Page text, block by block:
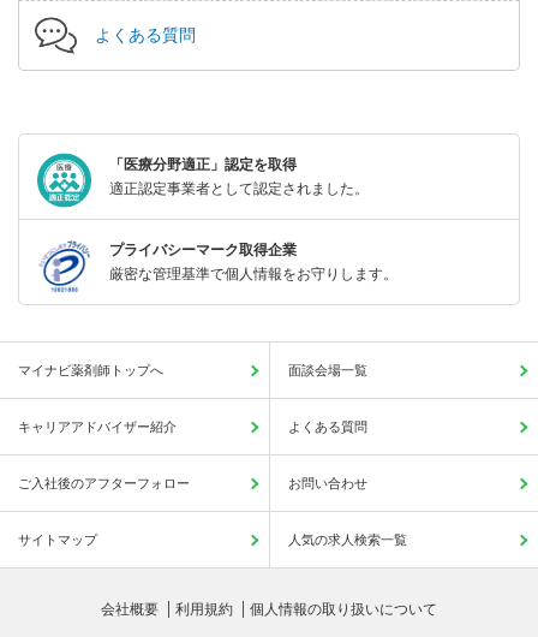
よくある質問
「医療分野適正」認定を取得
適正認定事業者として認定されました。
プライバシーマーク取得企業
厳密な管理基準で個人情報をお守りします。
マイナビ薬剤師トップへ 面談会場一覧
キャリアアドバイザー紹介 よくある質問
ご入社後のアフターフォロー お問い合わせ
サイトマップ 人気の求人検索一覧
会社概要 利用規約 個人情報の取り扱いについて